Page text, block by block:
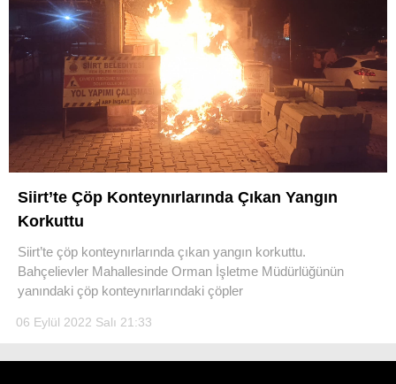
Facebook
Instagram
Youtube
Siirt’te Çöp Konteynırlarında Çıkan Yangın
Korkuttu
Siirt’te çöp konteynırlarında çıkan yangın korkuttu.
Bahçelievler Mahallesinde Orman İşletme Müdürlüğünün
yanındaki çöp konteynırlarındaki çöpler
06 Eylül 2022 Salı 21:33